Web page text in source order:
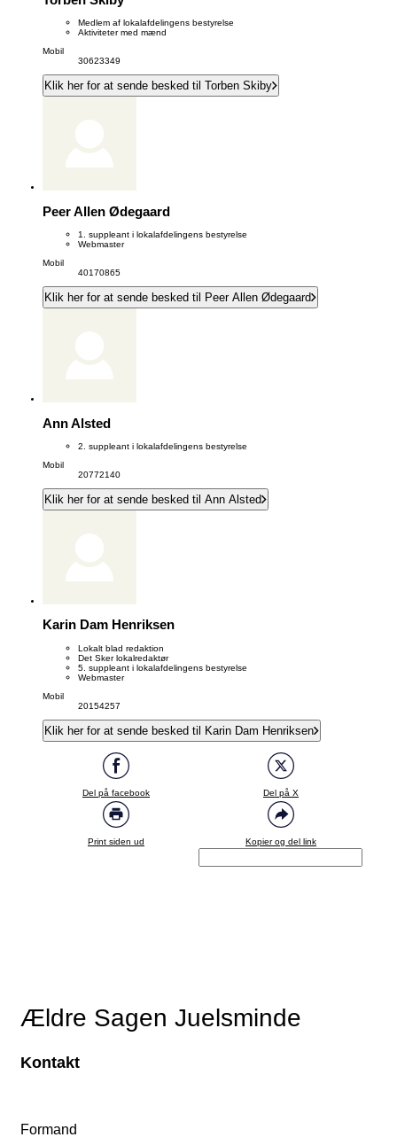
Medlem af lokalafdelingens bestyrelse
Aktiviteter med mænd
Mobil
30623349
Klik her for at sende besked til Torben Skiby
Peer Allen Ødegaard
1. suppleant i lokalafdelingens bestyrelse
Webmaster
Mobil
40170865
Klik her for at sende besked til Peer Allen Ødegaard
Ann Alsted
2. suppleant i lokalafdelingens bestyrelse
Mobil
20772140
Klik her for at sende besked til Ann Alsted
Karin Dam Henriksen
Lokalt blad redaktion
Det Sker lokalredaktør
5. suppleant i lokalafdelingens bestyrelse
Webmaster
Mobil
20154257
Klik her for at sende besked til Karin Dam Henriksen
Del på facebook Del på X
Print siden ud Kopier og del link
Ældre Sagen Juelsminde
Kontakt
Formand